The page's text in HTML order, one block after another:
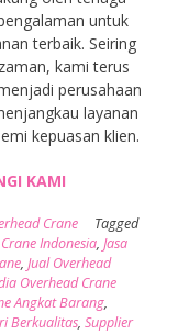
untuk
terbaik. Seiring
kami terus
perusahaan
layanan
kepuasan klien.
KAMI
Crane
Tagged
Indonesia, Jasa
, Jual Overhead
Overhead Crane
Angkat Barang,
Berkualitas, Supplier